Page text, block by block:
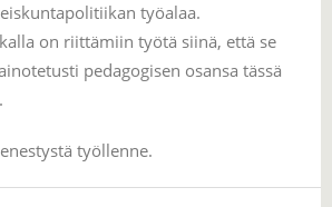
työalaa.
on riittämiin työtä siinä, että se
pedagogisen osansa tässä
työllenne.